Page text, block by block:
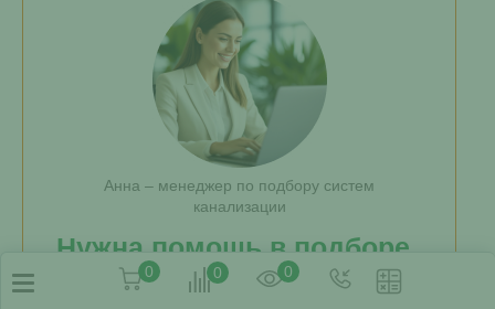
Анна – менеджер по подбору систем
канализации
Нужна помощь в подборе
септика?
0 0 0